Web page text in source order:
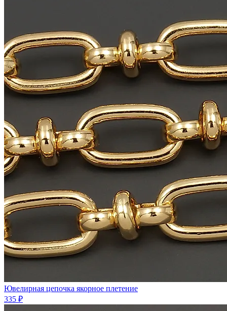
Ювелирная цепочка якорное плетение
335 ₽